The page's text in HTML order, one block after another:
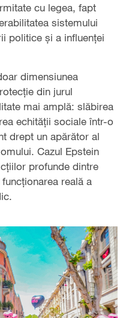
cu legea, fapt
sistemului
politice și a influenței
dimensiunea
din jurul
mai amplă: slăbirea
echității sociale într-o
drept un apărător al
Cazul Epstein
profunde dintre
reală a